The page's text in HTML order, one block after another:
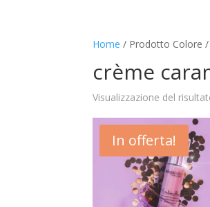
Home / Prodotto Colore
crème
Visualizzazione del
In offerta!